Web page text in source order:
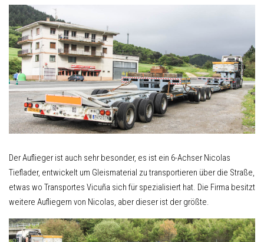
Der Auflieger ist auch sehr besonder, es ist ein 6-Achser Nicolas
Tieflader, entwickelt um Gleismaterial zu transportieren über die Straße,
etwas wo Transportes Vicuña sich für spezialisiert hat. Die Firma besitzt
weitere Aufliegern von Nicolas, aber dieser ist der größte.